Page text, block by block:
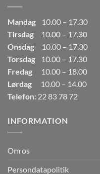
Mandag
10.00 – 17.30
Tirsdag
10.00 – 17.30
Onsdag
10.00 – 17.30
Torsdag
10.00 – 17.30
Fredag
10.00 – 18.00
Lørdag
10.00 – 14.00
Telefon: 22 83 78 72
INFORMATION
Om os
Persondatapolitik